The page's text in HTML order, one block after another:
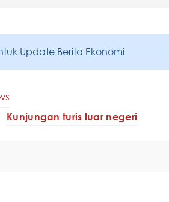
Update Berita Ekonomi
Kunjungan turis luar negeri